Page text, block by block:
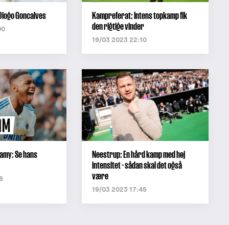
Goncalves
Kampreferat: Intens topkamp fik
den rigtige vinder
19/03 2023 22:10
Se hans
Neestrup: En hård kamp med høj
intensitet - sådan skal det også
være
19/03 2023 17:45